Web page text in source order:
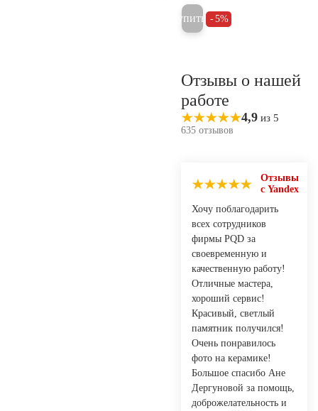
Купить 5%
Отзывы о нашей
работе
4,9 из 5
635 отзывов
Отзывы
с Yandex
Хочу поблагодарить
всех сотрудников
фирмы PQD за
своевременную и
качественную работу!
Отличные мастера,
хороший сервис!
Красивый, светлый
памятник получился!
Очень понравилось
фото на керамике!
Большое спасибо Ане
Дергуновой за помощь,
доброжелательность и